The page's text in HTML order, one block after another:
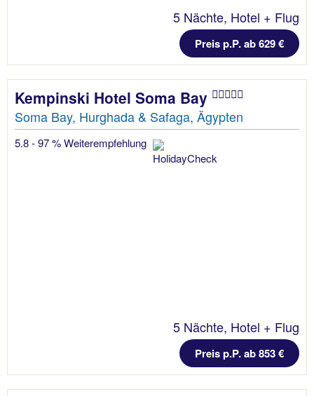
5 Nächte, Hotel + Flug
Preis p.P. ab 629 €
Kempinski Hotel Soma Bay
Soma Bay, Hurghada & Safaga, Ägypten
5.8 - 97 % Weiterempfehlung
5 Nächte, Hotel + Flug
Preis p.P. ab 853 €